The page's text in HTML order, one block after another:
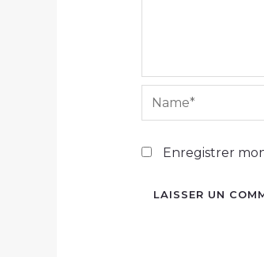
Name*
Enregistrer